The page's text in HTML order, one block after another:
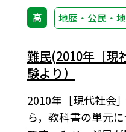
高 地歴・公民・
難民(2010年［現
験より）
2010年［現代社会
ら，教科書の単元